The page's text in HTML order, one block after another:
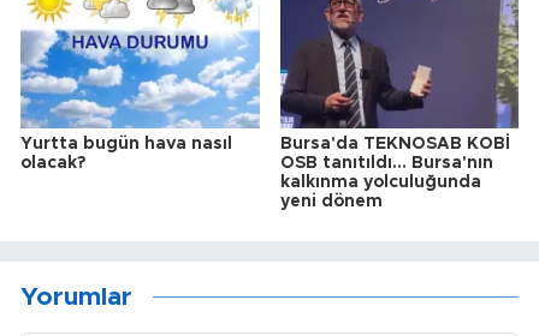
Yurtta bugün hava nasıl
olacak?
Bursa'da TEKNOSAB KOBİ
OSB tanıtıldı... Bursa'nın
kalkınma yolculuğunda
yeni dönem
Yorumlar